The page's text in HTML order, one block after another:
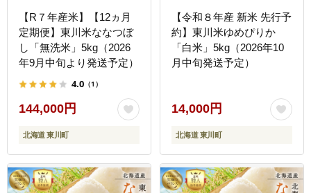
【R７年産米】【12ヵ月
定期便】東川米ななつぼ
し「無洗米」5kg（2026
年9月中旬より発送予定）
4.0 （1）
144,000円
北海道 東川町
【令和８年産 新米 先行予
約】東川米ゆめぴりか
「白米」5kg（2026年10
月中旬発送予定）
14,000円
北海道 東川町